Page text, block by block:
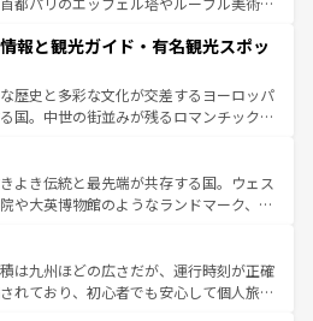
て風土や気候が異なるスペインはその個
参照してほしい。
詰まっている。華麗な宮殿、歴史的な大
チ、そして豊かな自然が、訪れる者を心
た、フランスは美食の国としても知ら
はユネスコ無形文化遺産にも登録されて
ー畑など、多彩な楽しみ方が可能だ。さ
地域にも魅力が溢れており、どの街角に
化が息づいている。パリ以外の個性あふ
。
報と観光ガイド・有名観光スポッ
歴史と多彩な文化が交差するヨーロッパ
国。中世の街並みが残るロマンチック街
、どこを歩いても飽きることがない。ベ
気、バイエルン州のアルプスの絶景、そ
のワイン畑といった風景は必見。ビール
ぜひ体験してほしい。 なお、新着の
テンツ一覧を参照してほしい。
よき伝統と最先端が共存する国。ウェス
や大英博物館のようなランドマーク、歴
魅力がある。また、優雅なアフタヌーン
きにはたまらない英国パブ、サッカー観
らこそできる体験も豊富。イギリスを旅
は九州ほどの広さだが、運行時刻が正確
れており、初心者でも安心して個人旅行